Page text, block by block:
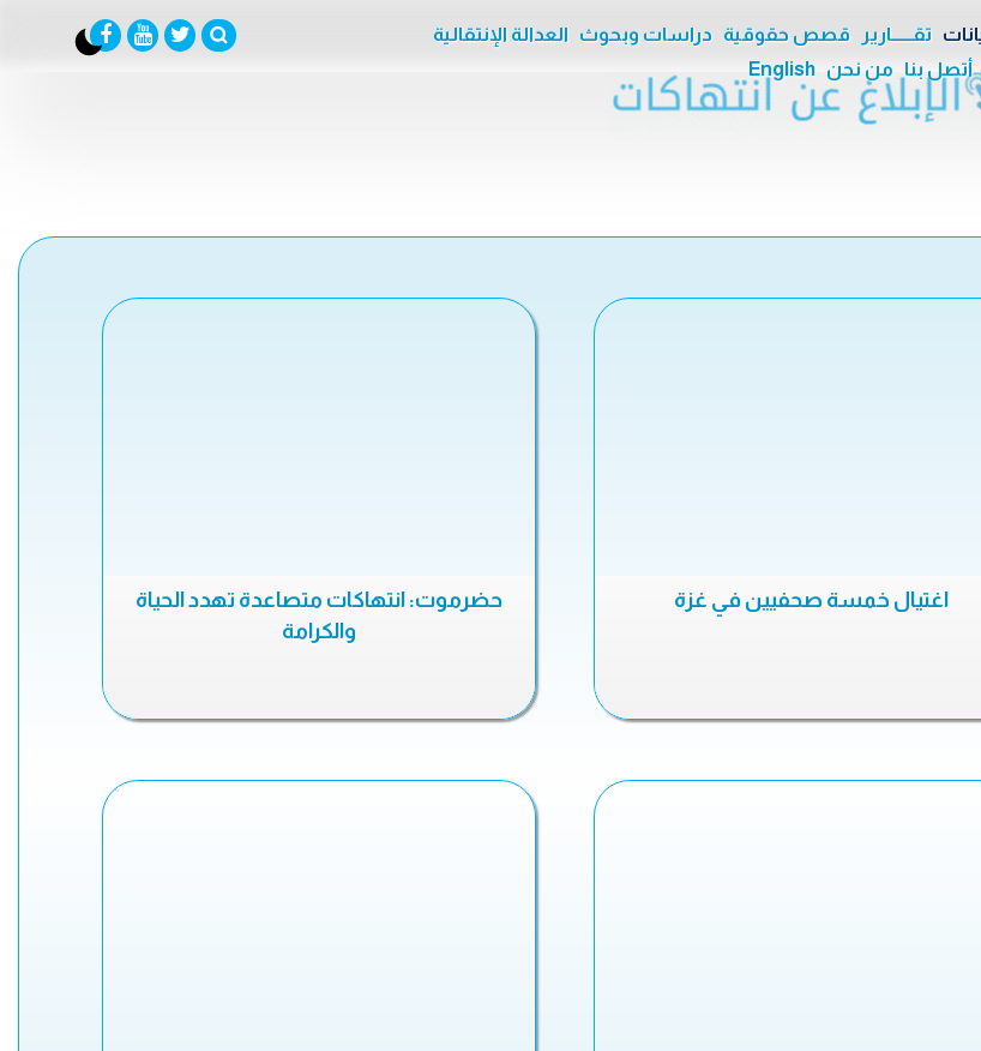
تقــــــارير قصص حقوقية دراسات وبحوث
العدالة الإنتقالية
أتصل بنا من نحن English
اغتيال خمسة صحفيين في غزة
حضرموت: انتهاكات متصاعدة تهدد الحياة
والكرامة